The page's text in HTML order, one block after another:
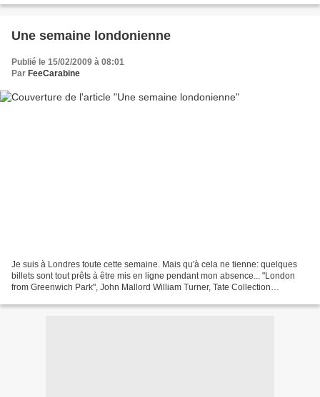
Une semaine londonienne
Publié le 15/02/2009 à 08:01
Par FeeCarabine
Je suis à Londres toute cette semaine. Mais qu'à cela ne tienne: quelques
billets sont tout prêts à être mis en ligne pendant mon absence... "London
from Greenwich Park", John Mallord William Turner, Tate Collection